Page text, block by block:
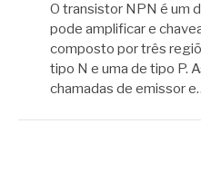
O transistor NPN é um
pode amplificar e
composto por três
tipo N e uma de tipo P.
chamadas de emissor